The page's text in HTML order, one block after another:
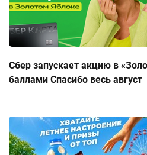
Сбер запускает акцию в
баллами Спасибо весь август